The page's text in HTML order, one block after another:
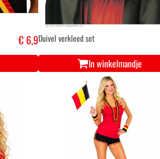
€ 6,9Duivel verkleed set
In winkelmandje